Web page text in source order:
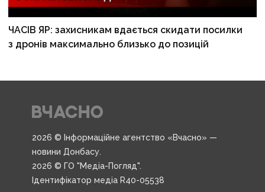
ЧАСІВ ЯР: захисникам вдається скидати посилки
з дронів максимально близько до позицій
2026 © Інформаційне агентство «Вчасно» —
новини Донбасу.
2026 © ГО "Медіа-Погляд".
Ідентифікатор медіа R40-05538